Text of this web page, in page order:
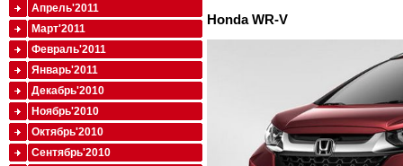
HondaWR-V
Апрель'2011
Март'2011
Февраль'2011
Январь'2011
Декабрь'2010
Ноябрь'2010
Октябрь'2010
Сентябрь'2010